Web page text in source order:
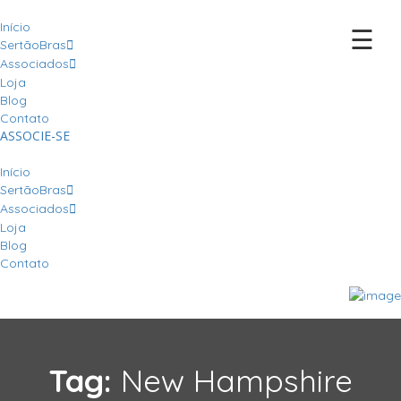
Início
SertãoBras
Associados
Loja
Blog
Contato
ASSOCIE-SE
Início
SertãoBras
Associados
Loja
Blog
Contato
☰
Tag: New Hampshire